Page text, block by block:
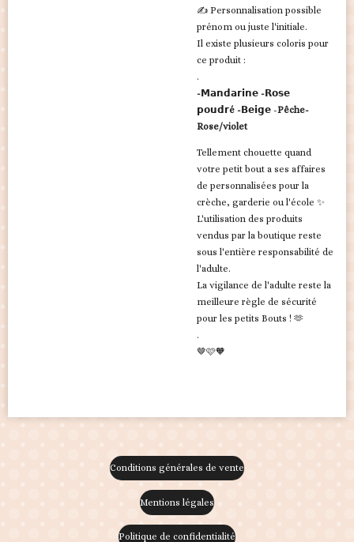
✍️ Personnalisation possible
prénom ou juste l'initiale.
Il existe plusieurs coloris pour
ce produit :
.
-𝗠𝗮𝗻𝗱𝗮𝗿𝗶𝗻𝗲 -𝗥𝗼𝘀𝗲
𝗽𝗼𝘂𝗱𝗿é -𝗕𝗲𝗶𝗴𝗲 -Pêche-
Rose/violet
Tellement chouette quand
votre petit bout a ses affaires
de personnalisées pour la
crèche, garderie ou l'école ✨
L'utilisation des produits
vendus par la boutique reste
sous l'entière responsabilité de
l'adulte.
La vigilance de l'adulte reste la
meilleure règle de sécurité
pour les petits Bouts ! 🫶
.
🤎🩷🧡
Conditions générales de vente
Mentions légales
Politique de confidentialité